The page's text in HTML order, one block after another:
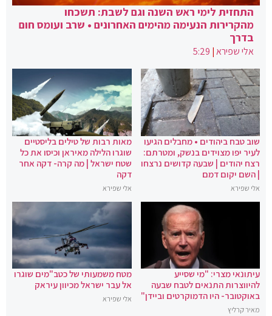
התחזית לימי ראש השנה וגם לשבת: תשכחו
מהקרירות הנעימה מהימים האחרונים • שרב ועומס חום
בדרך
אלי שפירא|
5:29
שוב טבח ביהודים • מחבלים הגיעו
לעיר יפו מצוידים בנשק, ומטרתם:
רצח יהודים | שבעה קדושים נרצחו
| השם יקום דמם
אלי שפירא
מאות רבות של טילים בליסטיים
שוגרו הלילה מאיראן וכיסו את כל
שטח ישראל | מה קרה- דקה אחר
דקה
אלי שפירא
עיתונאי מצרי: "מי שסייע
להיווצרות התנאים לטבח שבעה
באוקטובר- היו הדמוקרטים וביידן"
מאיר קרליץ
מטח משמעותי של כטב"מים שוגרו
אל עבר ישראל מכיוון עיראק
אלי שפירא